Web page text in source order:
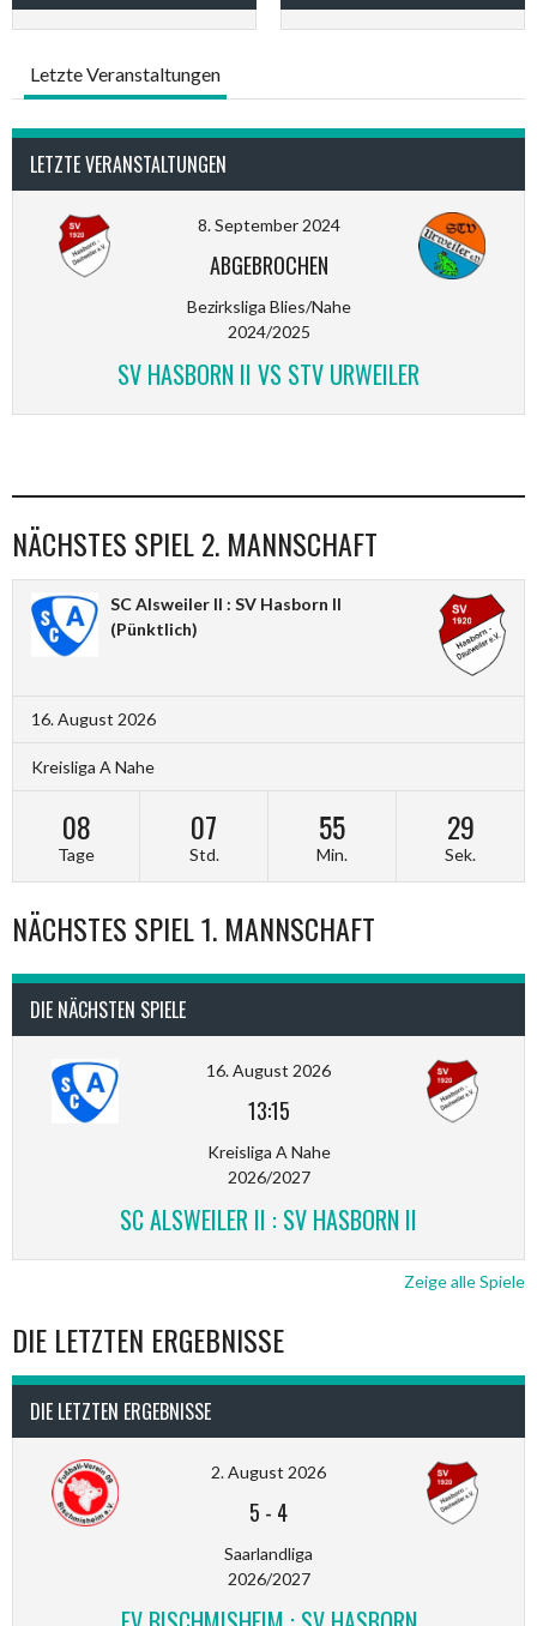
Letzte Veranstaltungen
LETZTE VERANSTALTUNGEN
8. September 2024
ABGEBROCHEN
Bezirksliga Blies/Nahe
2024/2025
SV HASBORN II VS STV URWEILER
NÄCHSTES SPIEL 2. MANNSCHAFT
SC Alsweiler II : SV Hasborn II
(Pünktlich)
16. August 2026
Kreisliga A Nahe
08
Tage
07
Std.
55
Min.
28
Sek.
NÄCHSTES SPIEL 1. MANNSCHAFT
DIE NÄCHSTEN SPIELE
16. August 2026
13:15
Kreisliga A Nahe
2026/2027
SC ALSWEILER II : SV HASBORN II
Zeige alle Spiele
DIE LETZTEN ERGEBNISSE
DIE LETZTEN ERGEBNISSE
2. August 2026
5 - 4
Saarlandliga
2026/2027